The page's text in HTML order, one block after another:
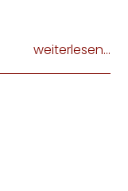
weiterlesen...